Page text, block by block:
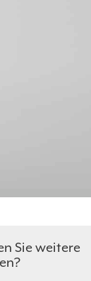
Sie weitere